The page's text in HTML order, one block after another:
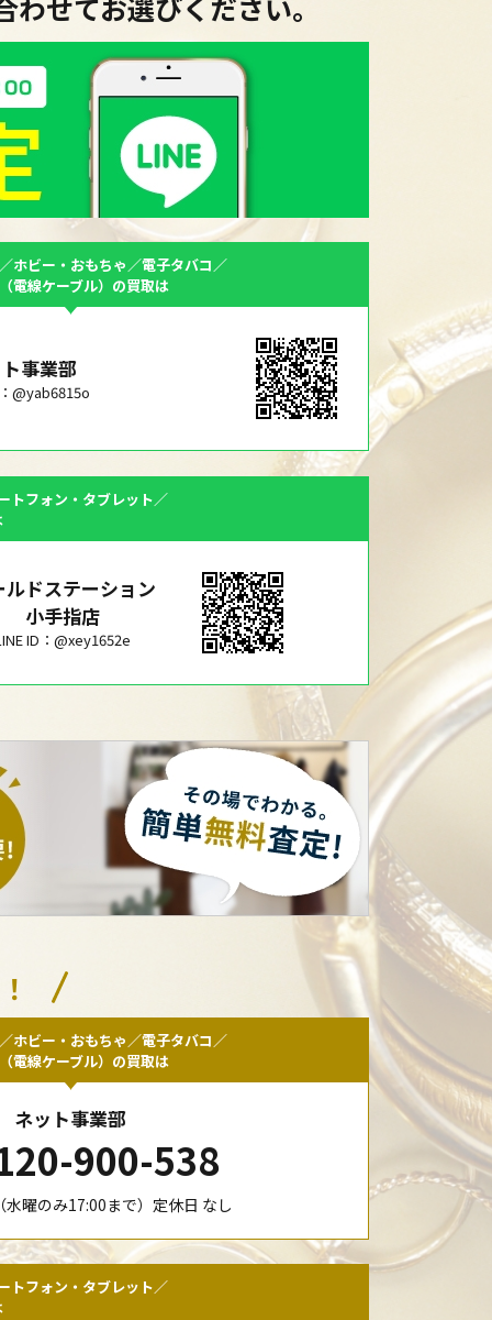
ホビー・おもちゃ／電子タバコ／
電線ケーブル）の買取は
事業部
@yab6815o
トフォン・タブレット／
ルドステーション
小手指店
ID：@xey1652e
ホビー・おもちゃ／電子タバコ／
電線ケーブル）の買取は
ネット事業部
900-538
水曜のみ17:00まで）定休日 なし
トフォン・タブレット／